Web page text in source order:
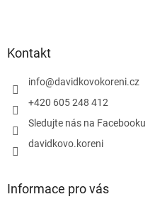
Kontakt
info@davidkovokoreni.cz
+420 605 248 412
Sledujte nás na Facebooku
davidkovo.koreni
Informace pro vás